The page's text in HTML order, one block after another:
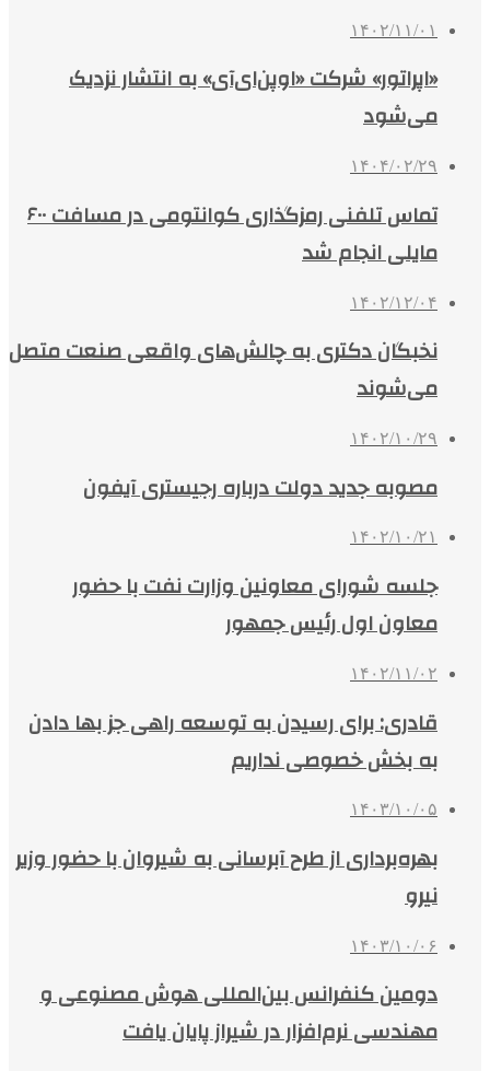
۱۴۰۲/۱۱/۰۱
«اپراتور» شرکت «اوپن‌ای‌آی» به انتشار نزدیک
می‌شود
۱۴۰۴/۰۲/۲۹
تماس تلفنی رمزگذاری کوانتومی در مسافت ۶۰۰
مایلی انجام شد
۱۴۰۲/۱۲/۰۴
نخبگان دکتری به چالش‌های واقعی صنعت متصل
می‌شوند
۱۴۰۲/۱۰/۲۹
مصوبه جدید دولت درباره رجیستری آیفون
۱۴۰۲/۱۰/۲۱
جلسه شورای معاونین وزارت نفت با حضور
معاون اول رئیس جمهور
۱۴۰۲/۱۱/۰۲
قادری: برای رسیدن به توسعه راهی جز بها دادن
به بخش خصوصی نداریم
۱۴۰۳/۱۰/۰۵
بهره‌برداری از طرح آبرسانی به شیروان با حضور وزیر
نیرو
۱۴۰۳/۱۰/۰۶
دومین کنفرانس بین‌المللی هوش مصنوعی و
مهندسی نرم‌افزار در شیراز پایان یافت